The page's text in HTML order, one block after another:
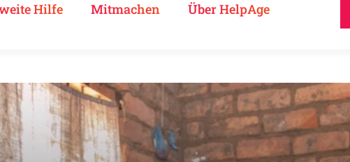
Hilfe Mitmachen Über HelpAge